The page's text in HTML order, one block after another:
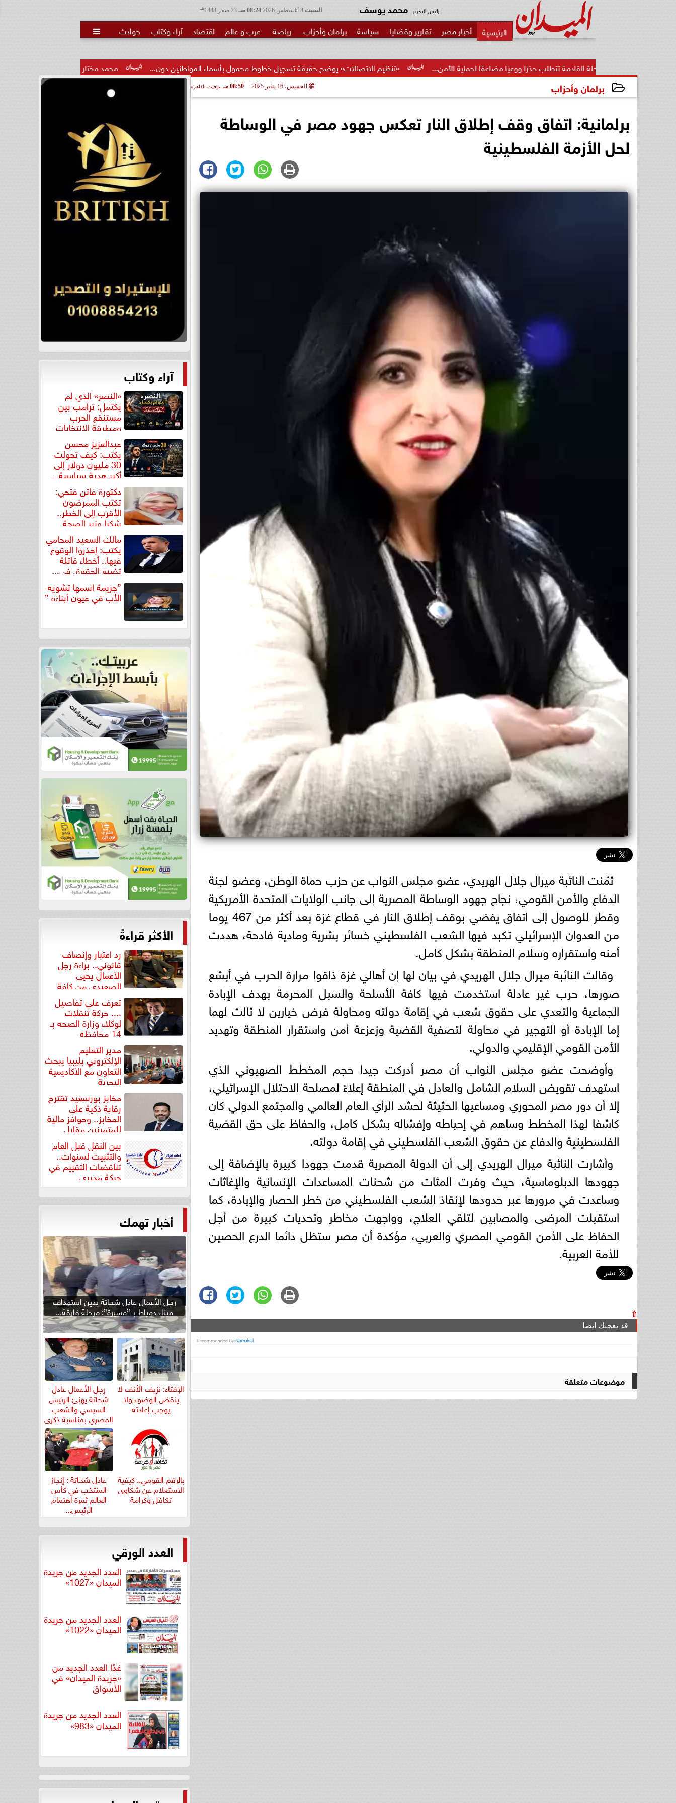
السبت 08:24 صـ هـ رئيس التحرير محمد يوسف
أخبار مصر تقارير وقضايا سياسة برلمان وأحزاب رياضة عرب و عالم اقتصاد آراء وكتاب حوادث 
محمد مختار جمعة: بدل البطالة يجب ألا يتحول لمنحة «تنظيم الاتصالات» يوضح حقيقة تسجيل خطوط محمول بأسماء المواطنين دون... القادمة تتطلب حذرًا ووعيًا مضاعفًا لحماية الأمن...
برلمان وأحزاب الخميس، 16 يناير 2025 08:50 مـ بتوقيت القاهرة
برلمانية: اتفاق وقف إطلاق النار تعكس جهود مصر في الوساطة
لحل الأزمة الفلسطينية
ثمّنت النائبة ميرال جلال الهريدي، عضو مجلس النواب عن حزب حماة الوطن، وعضو لجنة
الدفاع والأمن القومي، نجاح جهود الوساطة المصرية إلى جانب الولايات المتحدة الأمريكية
وقطر للوصول إلى اتفاق يفضي بوقف إطلاق النار في قطاع غزة بعد أكثر من 467 يوما
من العدوان الإسرائيلي تكبد فيها الشعب الفلسطيني خسائر بشرية ومادية فادحة، هددت
أمنه واستقراره وسلام المنطقة بشكل كامل.
وقالت النائبة ميرال جلال الهريدي في بيان لها إن أهالي غزة ذاقوا مرارة الحرب في أبشع
صورها، حرب غير عادلة استخدمت فيها كافة الأسلحة والسبل المحرمة بهدف الإبادة
الجماعية والتعدي على حقوق شعب في إقامة دولته ومحاولة فرض خيارين لا ثالث لهما
إما الإبادة أو التهجير في محاولة لتصفية القضية وزعزعة أمن واستقرار المنطقة وتهديد
الأمن القومي الإقليمي والدولي.
وأوضحت عضو مجلس النواب أن مصر أدركت جيدا حجم المخطط الصهيوني الذي
استهدف تقويض السلام الشامل والعادل في المنطقة إعلاءً لمصلحة الاحتلال الإسرائيلي،
إلا أن دور مصر المحوري ومساعيها الحثيثة لحشد الرأي العام العالمي والمجتمع الدولي كان
كاشفا لهذا المخطط وساهم في إحباطه وإفشاله بشكل كامل، والحفاظ على حق القضية
الفلسطينية والدفاع عن حقوق الشعب الفلسطيني في إقامة دولته.
وأشارت النائبة ميرال الهريدي إلى أن الدولة المصرية قدمت جهودا كبيرة بالإضافة إلى
جهودها الدبلوماسية، حيث وفرت المئات من شحنات المساعدات الإنسانية والإغاثات
وساعدت في مرورها عبر حدودها لإنقاذ الشعب الفلسطيني من خطر الحصار والإبادة، كما
استقبلت المرضى والمصابين لتلقي العلاج، وواجهت مخاطر وتحديات كبيرة من أجل
الحفاظ على الأمن القومي المصري والعربي، مؤكدة أن مصر ستظل دائما الدرع الحصين
للأمة العربية.
⇧
قد يعجبك ايضا
موضوعات متعلقة
آراء وكتاب
«النصر» الذي لم
يكتمل: ترامب بين
مستنقع الحرب
ومطرقة الانتخابات
عبدالعزيز محسن
يكتب: كيف تحولت
30 مليون دولار إلى
أكبر هدية سياسية...
دكتورة فاتن فتحي:
تكتب الممرضون
الأقرب إلى الخطر..
شكرا وزير الصحة
لتكريم... مالك السعيد المحامي
يكتب: إحذروا الوقوع
فيها.. أخطاء قاتلة
تضيع الحقوق في...
”جريمة اسمها تشويه
الأب في عيون أبناءه ”
الأكثر قراءةً
رد اعتبار وإنصاف
قانوني.. براءة رجل
الأعمال يحيى
الصعيدي من كافة
التهم... تعرف على تفاصيل
.... حركة تنقلات
لوكلاء وزارة الصحه بـ
14 محافظه
مدير التعليم
الإلكتروني بليبيا يبحث
التعاون مع الأكاديمية
البحرية
مخابز بورسعيد تقترح
رقابة ذكية على
المخابز.. وحوافز مالية
للمتميزين مقابل
بين النقل قبل العام
والتثبيت لسنوات..
تناقضات التقييم في
حركة مديري
”مستشفيات...
أخبار تهمك
رجل الأعمال عادل شحاتة يدين استهداف
ميناء دمياط بـ ”مسيرة”: مرحلة فارقة...
الإفتاء: نزيف الأنف لا
ينقض الوضوء ولا
يوجب إعادته
رجل الأعمال عادل
شحاتة يهنئ الرئيس
السيسي والشعب
المصري بمناسبة ذكرى
ثورة...
بالرقم القومي.. كيفية
الاستعلام عن شكاوى
تكافل وكرامة
عادل شحاتة : إنجاز
المنتخب في كأس
العالم ثمرة اهتمام
الرئيس...
العدد الورقي
العدد الجديد من جريدة
الميدان «1027»
العدد الجديد من جريدة
الميدان «1022»
غدًا العدد الجديد من
«جريدة الميدان» في
الأسواق
العدد الجديد من جريدة
الميدان «983»